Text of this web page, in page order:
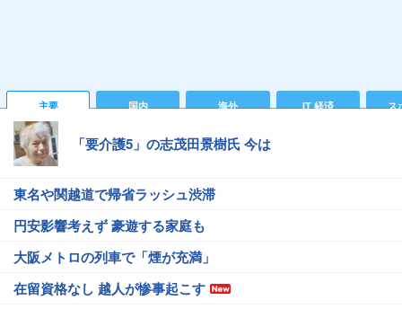
主要 国内 海外 IT 経済 ス
「要介護5」の志茂田景樹氏 今は
東名や関越道で帰省ラッシュ渋滞
円安影響考えず 豪遊する家庭も
大阪メトロの列車で「煙が充満」
在留資格なし 越人が惨事起こす